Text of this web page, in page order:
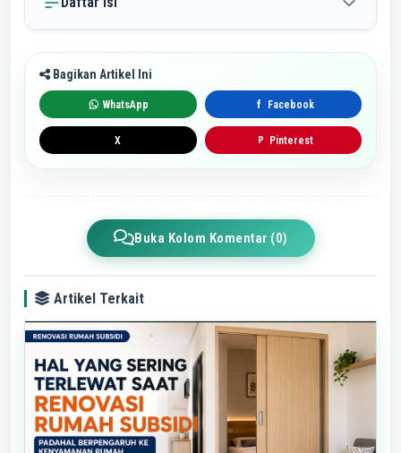
Bagikan Artikel Ini
WhatsApp f Facebook
X P Pinterest
Buka Kolom Komentar (0)
Artikel Terkait